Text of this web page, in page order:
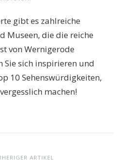
gibt es zahlreiche
Museen, die die reiche
von Wernigerode
Sie sich inspirieren und
10 Sehenswürdigkeiten,
machen!
ARTIKEL